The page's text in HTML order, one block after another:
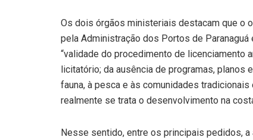
Os dois órgãos ministeriais destacam que o
pela Administração dos Portos de
“validade do procedimento de licenciamento
licitatório; da ausência de programas, planos
fauna, à pesca e às comunidades
realmente se trata o desenvolvimento na
Nesse sentido, entre os principais pedidos,